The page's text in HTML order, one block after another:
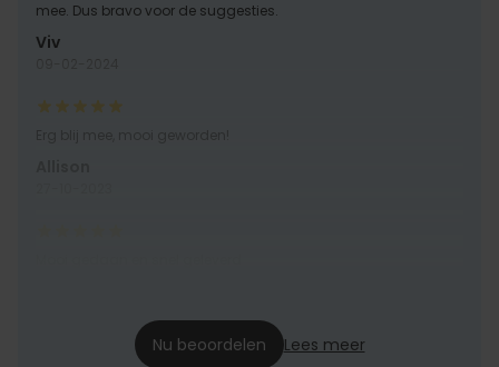
mee. Dus bravo voor de suggesties.
Viv
Nu beoordelen Lees meer